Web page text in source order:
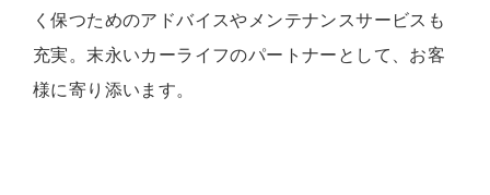
く保つためのアドバイスやメンテナンスサービスも
充実。末永いカーライフのパートナーとして、お客
様に寄り添います。